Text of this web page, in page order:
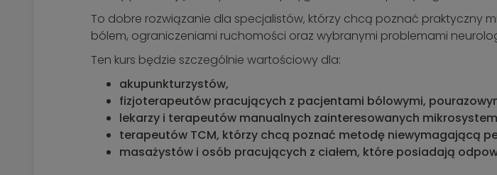
To dobre rozwiązanie dla specjalistów, którzy chcą poznać praktyczny
bólem, ograniczeniami ruchomości oraz wybranymi problemami
Ten kurs będzie szczególnie wartościowy dla:
akupunkturzystów,
fizjoterapeutów pracujących z pacjentami bólowymi,
lekarzy i terapeutów manualnych zainteresowanych
terapeutów TCM, którzy chcą poznać metodę niewymagającą
masażystów i osób pracujących z ciałem, które posiadają